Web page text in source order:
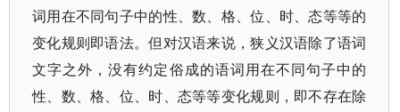
词用在不同句子中的性、数、格、位、时、态等等的
变化规则即语法。但对汉语来说，狭义汉语除了语词
文字之外，没有约定俗成的语词用在不同句子中的
性、数、格、位、时、态等等变化规则，即不存在除